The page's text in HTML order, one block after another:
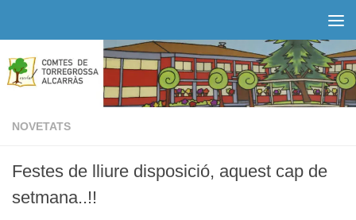
NOVETATS
Festes de lliure disposició, aquest cap de
setmana..!!